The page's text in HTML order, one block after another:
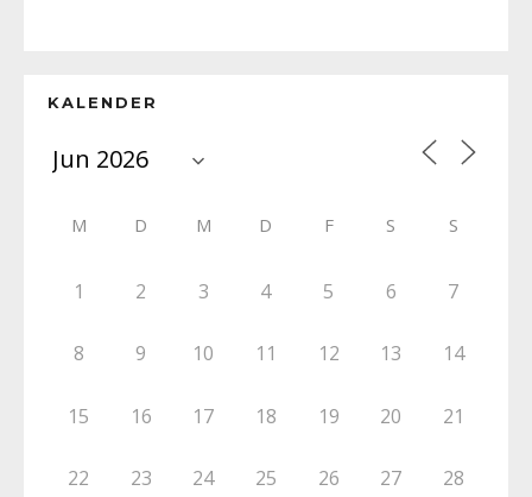
KALENDER
M D M D F S S
1 2 3 4 5 6 7
8 9 10 11 12 13 14
15 16 17 18 19 20 21
22 23 24 25 26 27 28